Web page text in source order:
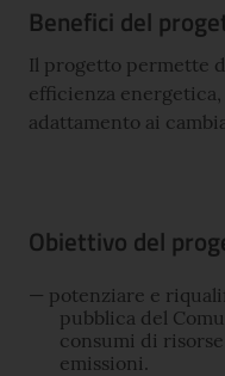
Benefici del
Il progetto permette
efficienza
adattamento ai
Obiettivo del
potenziare e
pubblica del
consumi di
emissioni.